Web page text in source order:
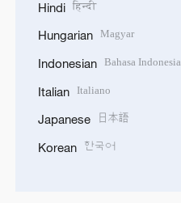
Hindi हिन्दी
Hungarian Magyar
Indonesian Bahasa Indonesia
Italian Italiano
Japanese 日本語
Korean 한국어